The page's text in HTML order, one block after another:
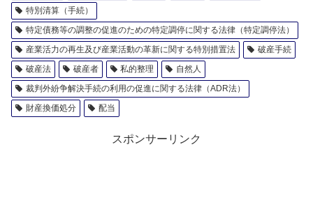
特別清算（手続）
特定債務等の調整の促進のための特定調停に関する法律（特定調停法）
産業活力の再生及び産業活動の革新に関する特別措置法
破産手続
破産法
破産者 私的整理
自然人
裁判外紛争解決手続の利用の促進に関する法律（ADR法）
財産換価処分
配当
スポンサーリンク